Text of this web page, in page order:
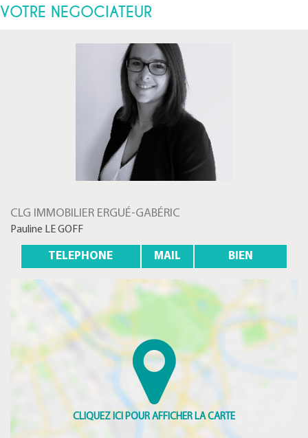
VOTRE NEGOCIATEUR
CLG IMMOBILIER ERGUÉ-GABÉRIC
Pauline LE GOFF
TELEPHONE MAIL BIEN